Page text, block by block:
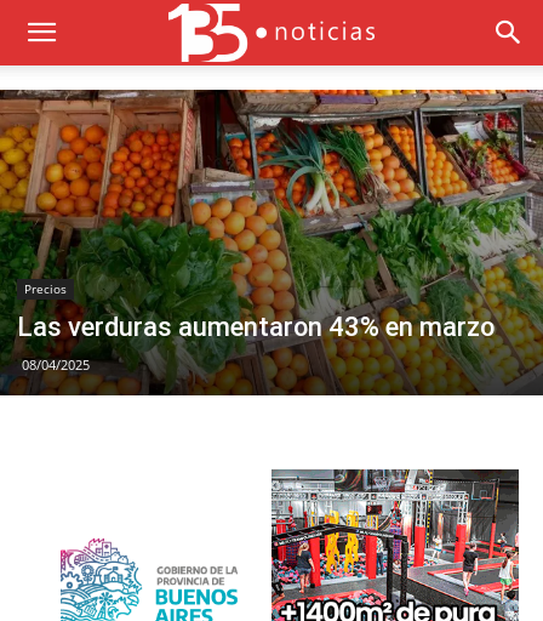
Precios
Las verduras aumentaron 43% en marzo
08/04/2025